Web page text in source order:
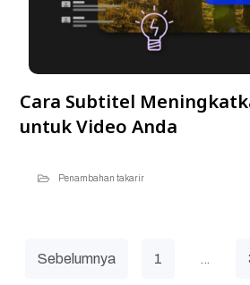
Cara Subtitel
untuk Video Anda
Penambahan takarir
Sebelumnya 1 …